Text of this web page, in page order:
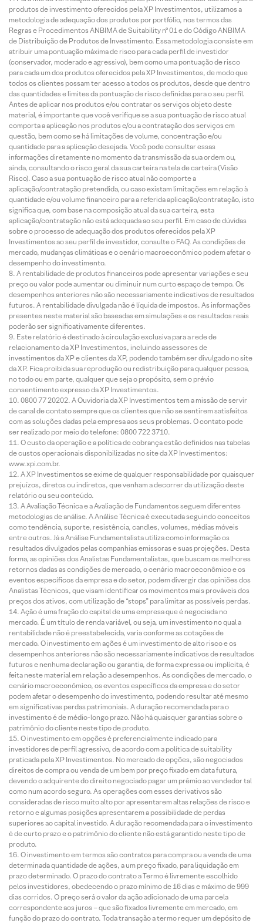
produtos de investimento oferecidos pela XP Investimentos, utilizamos a
metodologia de adequação dos produtos por portfólio, nos termos das
Regras e Procedimentos ANBIMA de Suitability nº 01 e do Código ANBIMA
de Distribuição de Produtos de Investimento. Essa metodologia consiste em
atribuir uma pontuação máxima de risco para cada perfil de investidor
(conservador, moderado e agressivo), bem como uma pontuação de risco
para cada um dos produtos oferecidos pela XP Investimentos, de modo que
todos os clientes possam ter acesso a todos os produtos, desde que dentro
das quantidades e limites da pontuação de risco definidas para o seu perfil.
Antes de aplicar nos produtos e/ou contratar os serviços objeto deste
material, é importante que você verifique se a sua pontuação de risco atual
comporta a aplicação nos produtos e/ou a contratação dos serviços em
questão, bem como se há limitações de volume, concentração e/ou
quantidade para a aplicação desejada. Você pode consultar essas
informações diretamente no momento da transmissão da sua ordem ou,
ainda, consultando o risco geral da sua carteira na tela de carteira (Visão
Risco). Caso a sua pontuação de risco atual não comporte a
aplicação/contratação pretendida, ou caso existam limitações em relação à
quantidade e/ou volume financeiro para a referida aplicação/contratação, isto
significa que, com base na composição atual da sua carteira, esta
aplicação/contratação não está adequada ao seu perfil. Em caso de dúvidas
sobre o processo de adequação dos produtos oferecidos pela XP
Investimentos ao seu perfil de investidor, consulte o FAQ. As condições de
mercado, mudanças climáticas e o cenário macroeconômico podem afetar o
desempenho do investimento.
A rentabilidade de produtos financeiros pode apresentar variações e seu
preço ou valor pode aumentar ou diminuir num curto espaço de tempo. Os
desempenhos anteriores não são necessariamente indicativos de resultados
futuros. A rentabilidade divulgada não é líquida de impostos. As informações
presentes neste material são baseadas em simulações e os resultados reais
poderão ser significativamente diferentes.
Este relatório é destinado à circulação exclusiva para a rede de
relacionamento da XP Investimentos, incluindo assessores de
investimentos da XP e clientes da XP, podendo também ser divulgado no site
da XP. Fica proibida sua reprodução ou redistribuição para qualquer pessoa,
no todo ou em parte, qualquer que seja o propósito, sem o prévio
consentimento expresso da XP Investimentos.
0800 77 20202. A Ouvidoria da XP Investimentos tem a missão de servir
de canal de contato sempre que os clientes que não se sentirem satisfeitos
com as soluções dadas pela empresa aos seus problemas. O contato pode
ser realizado por meio do telefone: 0800 722 3710.
O custo da operação e a política de cobrança estão definidos nas tabelas
de custos operacionais disponibilizadas no site da XP Investimentos:
www.xpi.com.br.
A XP Investimentos se exime de qualquer responsabilidade por quaisquer
prejuízos, diretos ou indiretos, que venham a decorrer da utilização deste
relatório ou seu conteúdo.
A Avaliação Técnica e a Avaliação de Fundamentos seguem diferentes
metodologias de análise. A Análise Técnica é executada seguindo conceitos
como tendência, suporte, resistência, candles, volumes, médias móveis
entre outros. Já a Análise Fundamentalista utiliza como informação os
resultados divulgados pelas companhias emissoras e suas projeções. Desta
forma, as opiniões dos Analistas Fundamentalistas, que buscam os melhores
retornos dadas as condições de mercado, o cenário macroeconômico e os
eventos específicos da empresa e do setor, podem divergir das opiniões dos
Analistas Técnicos, que visam identificar os movimentos mais prováveis dos
preços dos ativos, com utilização de “stops” para limitar as possíveis perdas.
Ação é uma fração do capital de uma empresa que é negociada no
mercado. É um título de renda variável, ou seja, um investimento no qual a
rentabilidade não é preestabelecida, varia conforme as cotações de
mercado. O investimento em ações é um investimento de alto risco e os
desempenhos anteriores não são necessariamente indicativos de resultados
futuros e nenhuma declaração ou garantia, de forma expressa ou implícita, é
feita neste material em relação a desempenhos. As condições de mercado, o
cenário macroeconômico, os eventos específicos da empresa e do setor
podem afetar o desempenho do investimento, podendo resultar até mesmo
em significativas perdas patrimoniais. A duração recomendada para o
investimento é de médio-longo prazo. Não há quaisquer garantias sobre o
patrimônio do cliente neste tipo de produto.
O investimento em opções é preferencialmente indicado para
investidores de perfil agressivo, de acordo com a política de suitability
praticada pela XP Investimentos. No mercado de opções, são negociados
direitos de compra ou venda de um bem por preço fixado em data futura,
devendo o adquirente do direito negociado pagar um prêmio ao vendedor tal
como num acordo seguro. As operações com esses derivativos são
consideradas de risco muito alto por apresentarem altas relações de risco e
retorno e algumas posições apresentarem a possibilidade de perdas
superiores ao capital investido. A duração recomendada para o investimento
é de curto prazo e o patrimônio do cliente não está garantido neste tipo de
produto.
O investimento em termos são contratos para compra ou a venda de uma
determinada quantidade de ações, a um preço fixado, para liquidação em
prazo determinado. O prazo do contrato a Termo é livremente escolhido
pelos investidores, obedecendo o prazo mínimo de 16 dias e máximo de 999
dias corridos. O preço será o valor da ação adicionado de uma parcela
correspondente aos juros – que são fixados livremente em mercado, em
função do prazo do contrato. Toda transação a termo requer um depósito de